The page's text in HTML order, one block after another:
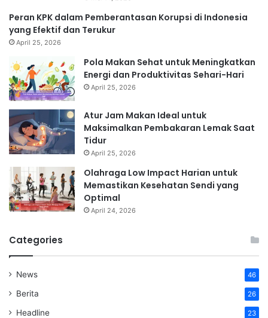
Peran KPK dalam Pemberantasan Korupsi di Indonesia
yang Efektif dan Terukur
April 25, 2026
Pola Makan Sehat untuk Meningkatkan
Energi dan Produktivitas Sehari-Hari
April 25, 2026
Atur Jam Makan Ideal untuk
Maksimalkan Pembakaran Lemak Saat
Tidur
April 25, 2026
Olahraga Low Impact Harian untuk
Memastikan Kesehatan Sendi yang
Optimal
April 24, 2026
Categories
News 46
Berita 26
Headline 23